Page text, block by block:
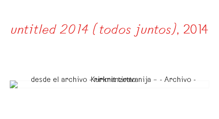
untitled 2014 (todos juntos), 2014